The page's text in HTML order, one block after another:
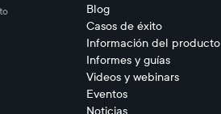
Blog
Casos de éxito
Información del producto
Informes y guías
Videos y webinars
Eventos
Noticias